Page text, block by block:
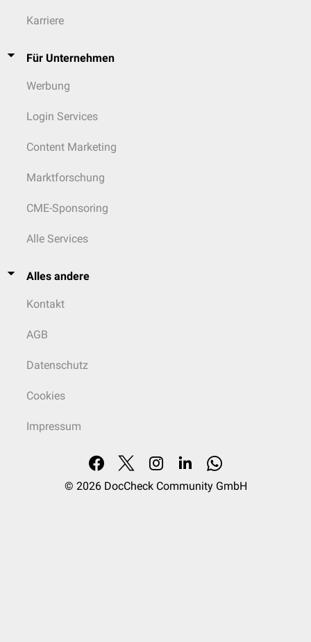
Karriere
Für Unternehmen
Werbung
Login Services
Content Marketing
Marktforschung
CME-Sponsoring
Alle Services
Alles andere
Kontakt
AGB
Datenschutz
Cookies
Impressum
© 2026 DocCheck Community GmbH